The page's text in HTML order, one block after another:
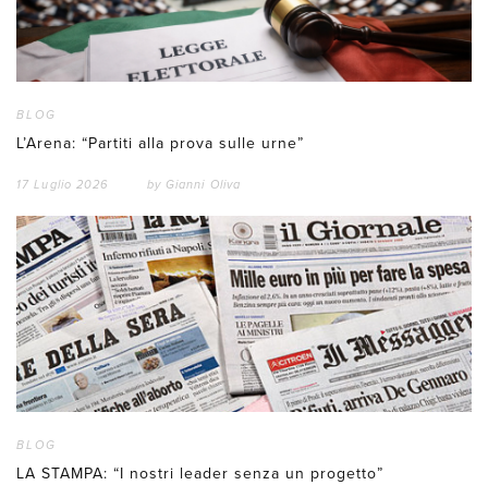
BLOG
L’Arena: “Partiti alla prova sulle urne”
17 Luglio 2026 by Gianni Oliva
BLOG
LA STAMPA: “I nostri leader senza un progetto”